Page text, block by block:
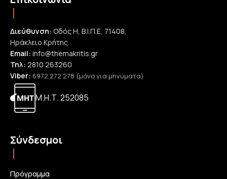
Διεύθυνση: Οδός Η, Β.Ι.Π.Ε, 71408,
Ηράκλειο Κρήτης
Email: info@themakritis.gr
Τηλ: 2810 263260
Viber: 6972 272 278 (μόνο για μηνύματα)
Μ.Η.Τ. 252085
Σύνδεσμοι
Πρόγραμμα